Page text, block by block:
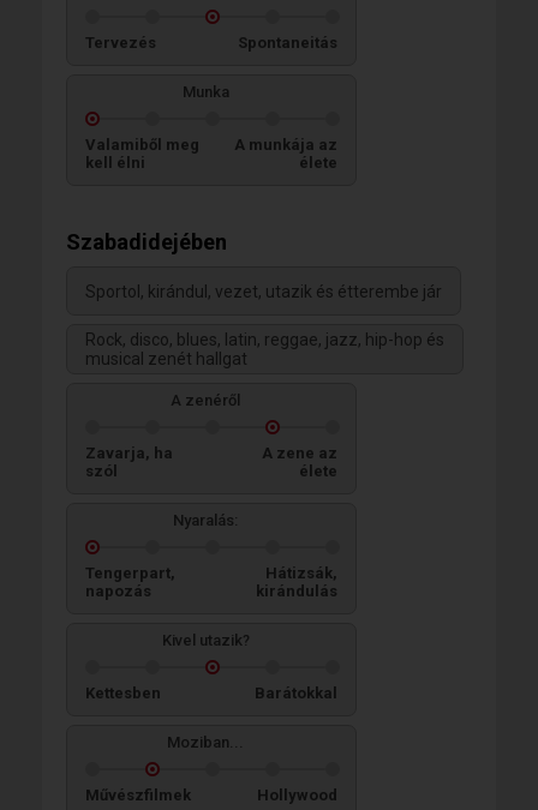
Tervezés Spontaneitás
Munka
Valamiből meg
kell élni
A munkája az
élete
Szabadidejében
Sportol, kirándul, vezet, utazik és étterembe jár
Rock, disco, blues, latin, reggae, jazz, hip-hop és
musical zenét hallgat
A zenéről
Zavarja, ha
szól
A zene az
élete
Nyaralás:
Tengerpart,
napozás
Hátizsák,
kirándulás
Kivel utazik?
Kettesben Barátokkal
Moziban...
Művészfilmek Hollywood